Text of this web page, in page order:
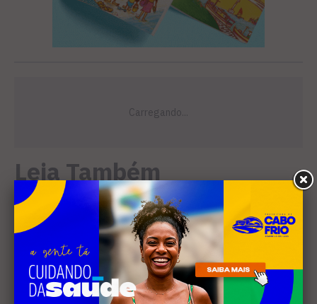
Leia Também
EDUCAÇÃO
Projeto "Interlinhas" lança
concurso de redação para
estudantes do ensino médio
em Cabo Frio